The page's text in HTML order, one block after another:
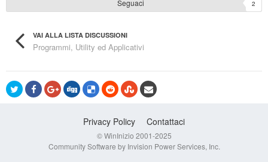
Seguaci 2
VAI ALLA LISTA DISCUSSIONI
Programmi, Utility ed Applicativi
Privacy Policy Contattaci
© WinInizio 2001-2025
Community Software by Invision Power Services, Inc.